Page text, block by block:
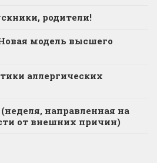
родители!
модель высшего
аллергических
направленная на
от внешних причин)